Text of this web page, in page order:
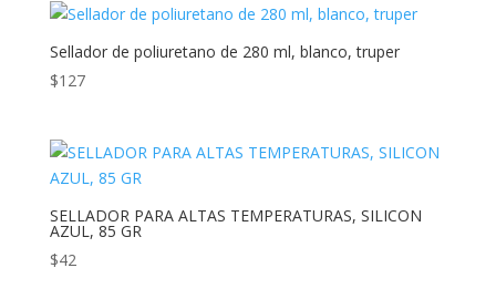
Sellador de poliuretano de 280 ml, blanco, truper
$127
SELLADOR PARA ALTAS TEMPERATURAS, SILICON
AZUL, 85 GR
$42